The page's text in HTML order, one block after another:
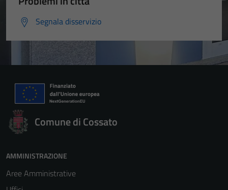
Segnala disservizio
Comune di Cossato
AMMINISTRAZIONE
Aree Amministrative